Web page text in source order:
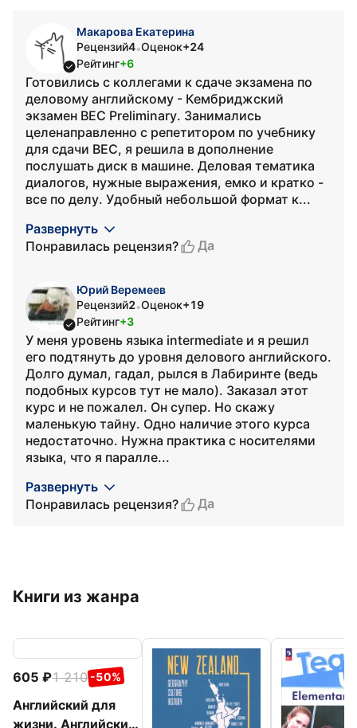
Макарова Екатерина
Рецензий4•Оценок+24
Рейтинг+6
Готовились с коллегами к сдаче экзамена по
деловому английскому - Кембриджский
экзамен BEC Preliminarу. Занимались
целенаправленно с репетитором по учебнику
для сдачи BEC, я решила в дополнение
послушать диск в машине. Деловая тематика
диалогов, нужные выражения, емко и кратко -
все по делу. Удобный небольшой формат к...
Развернуть
Понравилась рецензия?
Да
Юрий Веремеев
Рецензий2•Оценок+19
Рейтинг+3
У меня уровень языка intermediate и я решил
его подтянуть до уровня делового английского.
Долго думал, гадал, рылся в Лабиринте (ведь
подобных курсов тут не мало). Заказал этот
курс и не пожалел. Он супер. Но скажу
маленькую тайну. Одно наличие этого курса
недостаточно. Нужна практика с носителями
языка, что я паралле...
Развернуть
Понравилась рецензия?
Да
Книги из жанра
605 1 210 -50%
Английский для
жизни. Английский